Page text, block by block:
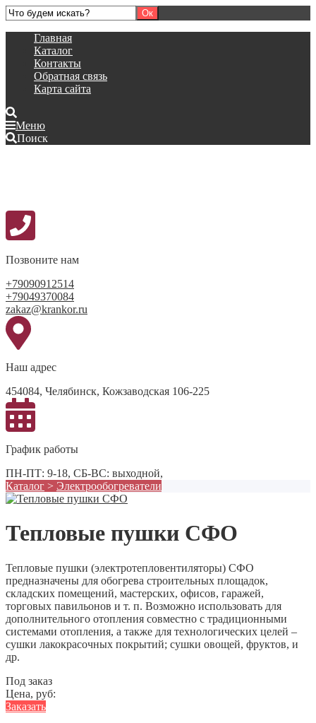
Главная
Каталог
Контакты
Обратная связь
Карта сайта
Меню
Поиск
Позвоните нам
+79090912514
+79049370084
zakaz@krankor.ru
Наш адрес
454084, Челябинск, Кожзаводская 106-225
График работы
ПН-ПТ: 9-18, СБ-ВС: выходной,
Каталог > Электрообогреватели
Тепловые пушки СФО
Тепловые пушки (электротепловентиляторы) СФО
предназначены для обогрева строительных площадок,
складских помещений, мастерских, офисов, гаражей,
торговых павильонов и т. п. Возможно использовать для
дополнительного отопления совместно с традиционными
системами отопления, а также для технологических целей –
сушки лакокрасочных покрытий; сушки овощей, фруктов, и
др.
Под заказ
Цена, руб:
Заказать